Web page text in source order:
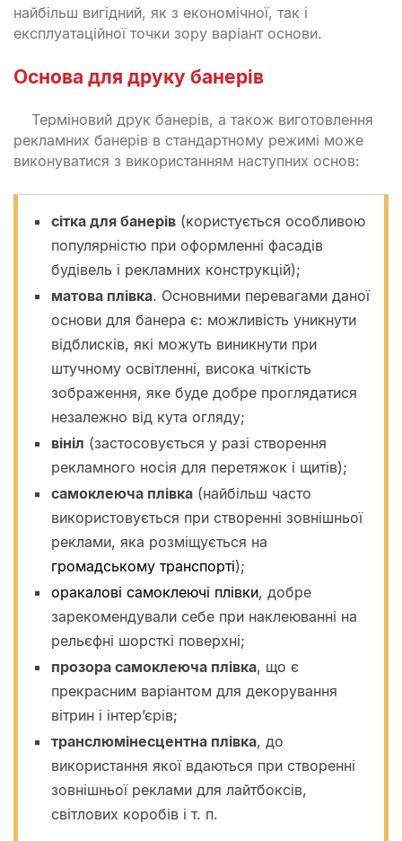
найбільш вигідний, як з економічної, так і
експлуатаційної точки зору варіант основи.
Основа для друку банерів
Терміновий друк банерів, а також виготовлення
рекламних банерів в стандартному режимі може
виконуватися з використанням наступних основ:
сітка для банерів(користується особливою
популярністю при оформленні фасадів
будівель і рекламних конструкцій);
матова плівка. Основними перевагами даної
основи для банера є: можливість уникнути
відблисків, які можуть виникнути при
штучному освітленні, висока чіткість
зображення, яке буде добре проглядатися
незалежно від кута огляду;
вініл (застосовується у разі створення
рекламного носія для перетяжок і щитів);
самоклеюча плівка(найбільш часто
використовується при створенні зовнішньої
реклами, яка розміщується на
громадському транспорті);
оракалові самоклеючі плівки, добре
зарекомендували себе при наклеюванні на
рельєфні шорсткі поверхні;
прозора самоклеюча плівка, що є
прекрасним варіантом для декорування
вітрин і інтер’єрів;
транслюмінесцентна плівка, до
використання якої вдаються при створенні
зовнішньої реклами для лайтбоксів,
світлових коробів і т. п.